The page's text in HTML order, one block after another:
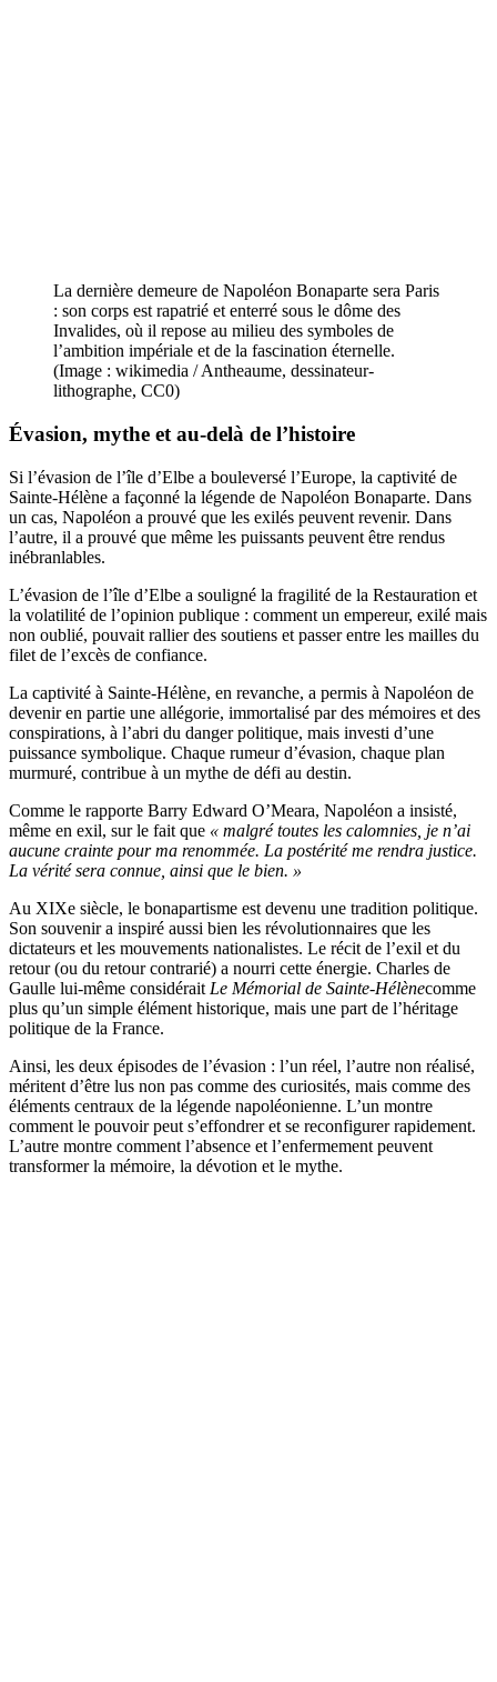
La dernière demeure de Napoléon Bonaparte sera Paris
: son corps est rapatrié et enterré sous le dôme des
Invalides, où il repose au milieu des symboles de
l’ambition impériale et de la fascination éternelle.
(Image : wikimedia / Antheaume, dessinateur-
lithographe, CC0)
Évasion, mythe et au-delà de l’histoire
Si l’évasion de l’île d’Elbe a bouleversé l’Europe, la captivité de
Sainte-Hélène a façonné la légende de Napoléon Bonaparte. Dans
un cas, Napoléon a prouvé que les exilés peuvent revenir. Dans
l’autre, il a prouvé que même les puissants peuvent être rendus
inébranlables.
L’évasion de l’île d’Elbe a souligné la fragilité de la Restauration et
la volatilité de l’opinion publique : comment un empereur, exilé mais
non oublié, pouvait rallier des soutiens et passer entre les mailles du
filet de l’excès de confiance.
La captivité à Sainte-Hélène, en revanche, a permis à Napoléon de
devenir en partie une allégorie, immortalisé par des mémoires et des
conspirations, à l’abri du danger politique, mais investi d’une
puissance symbolique. Chaque rumeur d’évasion, chaque plan
murmuré, contribue à un mythe de défi au destin.
Comme le rapporte Barry Edward O’Meara, Napoléon a insisté,
même en exil, sur le fait que « malgré toutes les calomnies, je n’ai
aucune crainte pour ma renommée. La postérité me rendra justice.
La vérité sera connue, ainsi que le bien. »
Au XIXe siècle, le bonapartisme est devenu une tradition politique.
Son souvenir a inspiré aussi bien les révolutionnaires que les
dictateurs et les mouvements nationalistes. Le récit de l’exil et du
retour (ou du retour contrarié) a nourri cette énergie. Charles de
Gaulle lui-même considérait Le Mémorial de Sainte-Hélènecomme
plus qu’un simple élément historique, mais une part de l’héritage
politique de la France.
Ainsi, les deux épisodes de l’évasion : l’un réel, l’autre non réalisé,
méritent d’être lus non pas comme des curiosités, mais comme des
éléments centraux de la légende napoléonienne. L’un montre
comment le pouvoir peut s’effondrer et se reconfigurer rapidement.
L’autre montre comment l’absence et l’enfermement peuvent
transformer la mémoire, la dévotion et le mythe.